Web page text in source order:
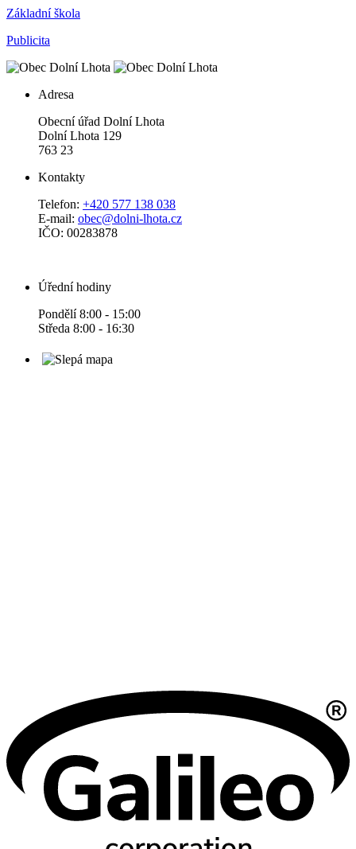
Základní škola
Publicita
Adresa
Obecní úřad Dolní Lhota
Dolní Lhota 129
763 23
Kontakty
Telefon: +420 577 138 038
E-mail: obec@dolni-lhota.cz
IČO: 00283878
Úřední hodiny
Pondělí 8:00 - 15:00
Středa 8:00 - 16:30